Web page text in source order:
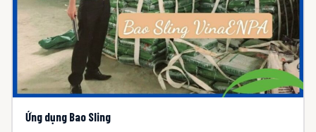
Ứng dụng Bao Sling